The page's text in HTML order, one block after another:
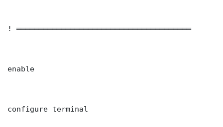
! ═══════════════════════════════════════
enable
configure terminal